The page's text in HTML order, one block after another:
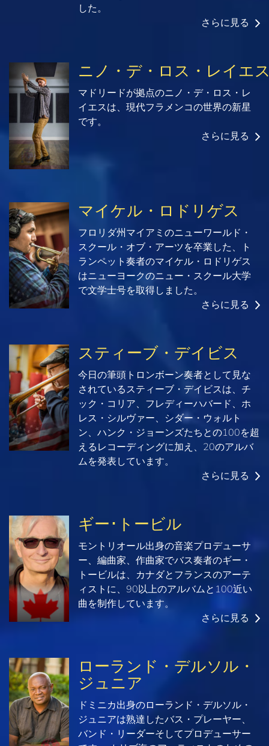
した。
さらに見る
ニノ・デ・ロス・レイエ
マドリードが拠点のニノ・デ・ロス・レ
イエスは、現代フラメンコの世界の新星
です。
さらに見る
マイケル・ロドリゲス
フロリダ州マイアミのニューワールド・
スクール・オブ・アーツを卒業した、ト
ランペット奏者のマイケル・ロドリゲス
はニューヨークのニュー・スクール大学
で文学士号を取得しました。
さらに見る
スティーブ・デイビス
今日の筆頭トロンボーン奏者として見な
されているスティーブ・デイビスは、チ
ック・コリア、フレディーハバード、ホ
レス・シルヴァー、シダー・ウォルト
ン、ハンク・ジョーンズたちとの100を超
えるレコーディングに加え、20のアルバ
ムを発表しています。
さらに見る
ギー･トービル
モントリオール出身の音楽プロデューサ
ー、編曲家、作曲家でバス奏者のギー・
トービルは、カナダとフランスのアーテ
ィストに、90以上のアルバムと100近い
曲を制作しています。
さらに見る
ローランド・デルソル・
ジュニア
ドミニカ出身のローランド・デルソル・
ジュニアは熟達したバス・プレーヤー、
バンド・リーダーそしてプロデューサー